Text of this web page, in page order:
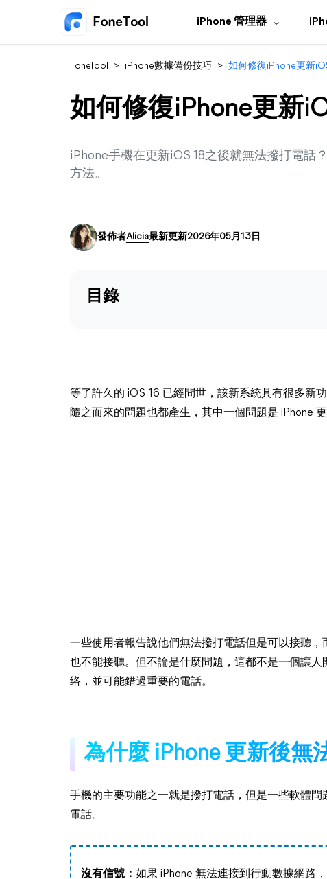
iPhone 管理器
FoneTool > iPhone數據備份技巧 > 如何修復iPhone更新
如何修復iPhone更新
iPhone手機在更新iOS 18之後就無法撥打電話
方法。
發佈者Alicia最新更新2026年05月13日
目錄
等了許久的 iOS 16 已經問世，該新系統具有很多新
隨之而來的問題也都產生，其中一個問題是 iPhone
一些使用者報告說他們無法撥打電話但是可以接聽
也不能接聽。但不論是什麼問題，這都不是一個讓
络，並可能錯過重要的電話。
為什麼 iPhone 更新後無
手機的主要功能之一就是撥打電話，但是一些軟體
電話。
沒有信號： 如果 iPhone 無法連接到行動數據網路